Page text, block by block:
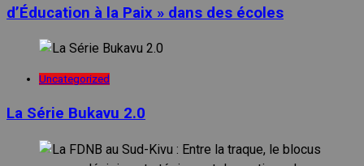
d’Éducation à la Paix » dans des écoles
Uncategorized
La Série Bukavu 2.0